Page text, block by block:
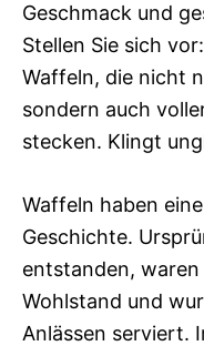
Geschmack und
Stellen Sie sich
Waffeln, die nicht
sondern auch
stecken. Klingt
Waffeln haben
Geschichte.
entstanden,
Wohlstand und
Anlässen serviert.